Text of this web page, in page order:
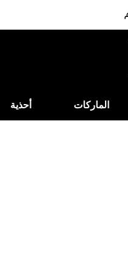
الماركات أحذية